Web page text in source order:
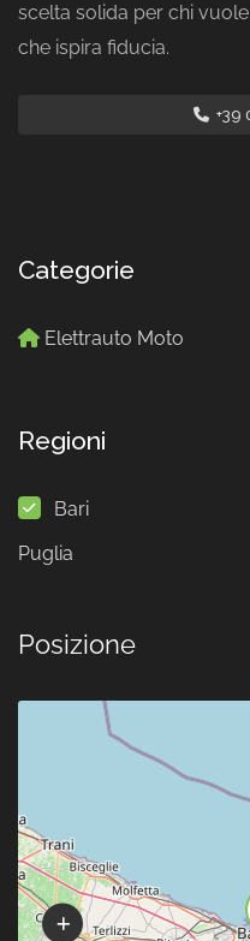
scelta solida per chi
che ispira fiducia.
+39
Categorie
Elettrauto Moto
Regioni
Bari
Puglia
Posizione